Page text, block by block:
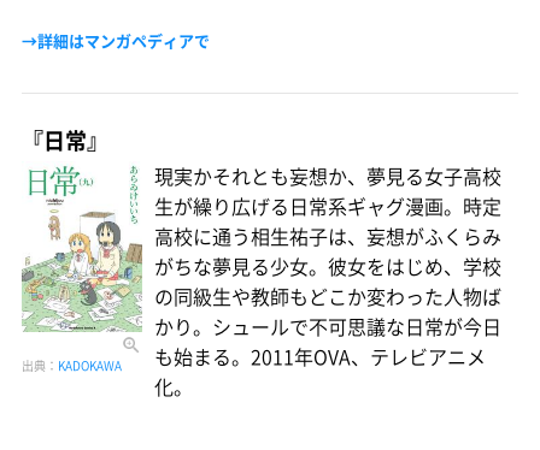
→詳細はマンガペディアで
『日常』
出典： KADOKAWA
現実かそれとも妄想か、夢見る女子高校
生が繰り広げる日常系ギャグ漫画。時定
高校に通う相生祐子は、妄想がふくらみ
がちな夢見る少女。彼女をはじめ、学校
の同級生や教師もどこか変わった人物ば
かり。シュールで不可思議な日常が今日
も始まる。2011年OVA、テレビアニメ
化。